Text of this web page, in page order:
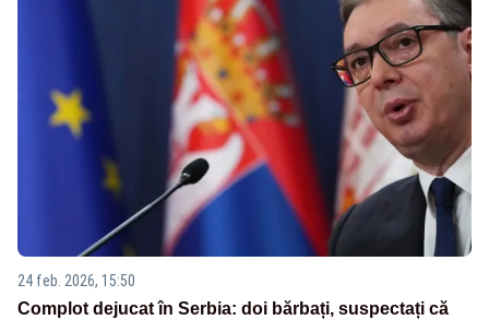
24 feb. 2026, 15:50
Complot dejucat în Serbia: doi bărbați, suspectați că